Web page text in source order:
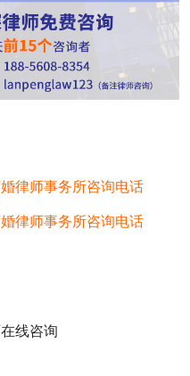
律师事务所咨询电话
律师事务所咨询电话
线咨询